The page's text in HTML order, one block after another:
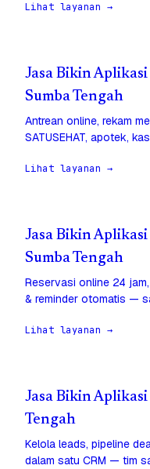
Lihat layanan →
Jasa Bikin
Sumba Tengah
Antrean online, rekam
SATUSEHAT, apotek,
Lihat layanan →
Jasa Bikin
Sumba Tengah
Reservasi online 24
& reminder otomatis —
Lihat layanan →
Jasa Bikin
Tengah
Kelola leads, pipeline
dalam satu CRM — tim